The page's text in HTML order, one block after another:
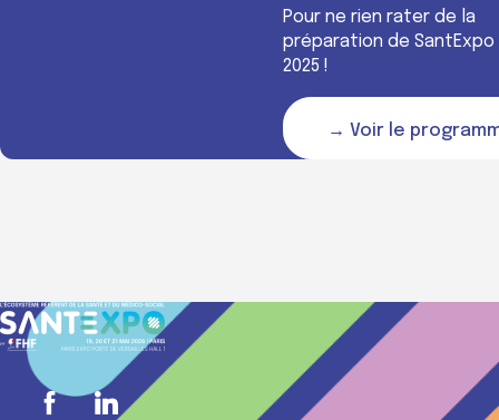
Pour ne rien rater de la
préparation de SantExpo
2025 !
→ Voir le